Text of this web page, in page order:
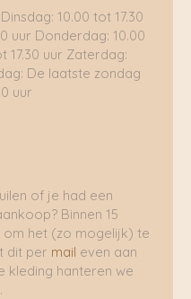
10.00 tot 17.30
uur Donderdag: 10.00
17.30 uur Zaterdag:
De laatste zondag
uur
of je had een
Binnen 15
het (zo mogelijk) te
dit per mail even aan
kleding hanteren we